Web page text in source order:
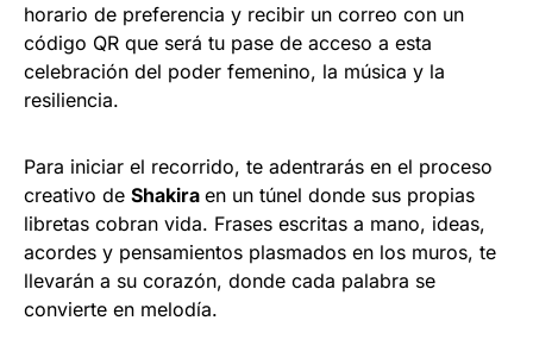
horario de preferencia y recibir un correo con un
código QR que será tu pase de acceso a esta
celebración del poder femenino, la música y la
resiliencia.
Para iniciar el recorrido, te adentrarás en el proceso
creativo de Shakira en un túnel donde sus propias
libretas cobran vida. Frases escritas a mano, ideas,
acordes y pensamientos plasmados en los muros, te
llevarán a su corazón, donde cada palabra se
convierte en melodía.